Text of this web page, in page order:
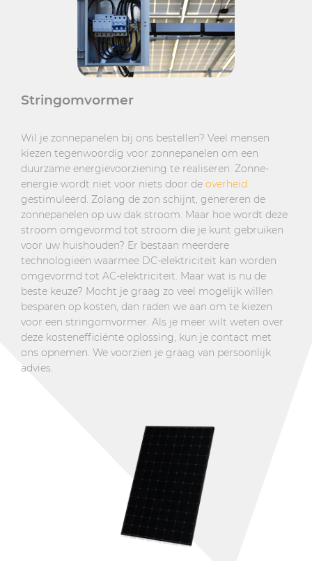
Stringomvormer
Wil je zonnepanelen bij ons bestellen? Veel mensen
kiezen tegenwoordig voor zonnepanelen om een
duurzame energievoorziening te realiseren. Zonne-
energie wordt niet voor niets door de overheid
gestimuleerd. Zolang de zon schijnt, genereren de
zonnepanelen op uw dak stroom. Maar hoe wordt deze
stroom omgevormd tot stroom die je kunt gebruiken
voor uw huishouden? Er bestaan meerdere
technologieën waarmee DC-elektriciteit kan worden
omgevormd tot AC-elektriciteit. Maar wat is nu de
beste keuze? Mocht je graag zo veel mogelijk willen
besparen op kosten, dan raden we aan om te kiezen
voor een stringomvormer. Als je meer wilt weten over
deze kostenefficiënte oplossing, kun je contact met
ons opnemen. We voorzien je graag van persoonlijk
advies.